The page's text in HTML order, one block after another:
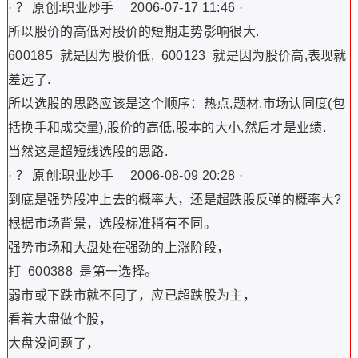
· ？ 原创:职业炒手 2006-07-17 11:46 ·
所以股价的高低对股价的短期走势影响很大.
600185 就是因为股价低, 600123 就是因为股价高,表现就
差远了.
所以选股的思路应该是这个顺序：热点,题材,市场认同度(包
括换手和成交量),股价的高低,股本的大小,然后才是业绩.
当然这是超短线选股的思路.
· ？ 原创:职业炒手 2006-08-09 20:28 ·
到底是强势股冲上去的概率大，还是超跌股反弹的概率大?
根据市场背景，选股标准稍有不同。
强势市场和大盘处在强劲的上涨阶段，
打 600388 是第一选择。
弱市或下跌市就不同了，应已超跌股为主，
看着大盘做个股，
大盘没问题了，